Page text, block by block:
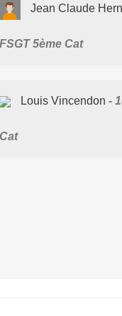
Jean Claude
FSGT 5ème Cat
Louis Vincendon
Cat